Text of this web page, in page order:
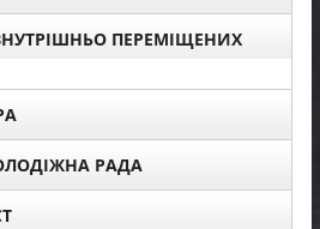
ПЕРЕМІЩЕНИХ
РАДА